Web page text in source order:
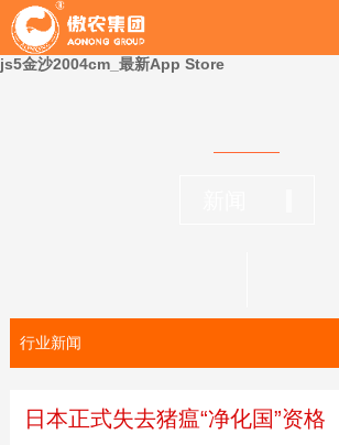
js5金沙2004cm_最新App Store
行业新闻
日本正式失去猪瘟“净化国”资格